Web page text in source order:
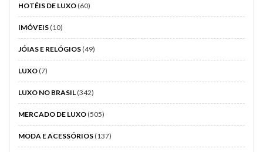
HOTÉIS DE LUXO(60)
IMÓVEIS(10)
JÓIAS E RELÓGIOS(49)
LUXO(7)
LUXO NO BRASIL(342)
MERCADO DE LUXO(505)
MODA E ACESSÓRIOS(137)